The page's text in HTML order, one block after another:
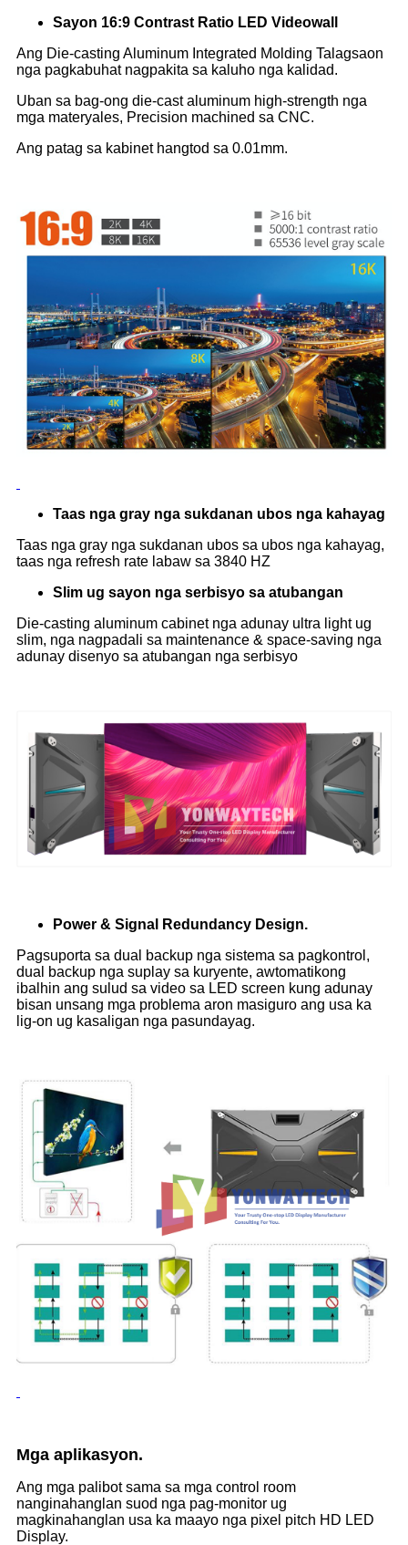
Sayon 16:9 Contrast Ratio LED Videowall
Ang Die-casting Aluminum Integrated Molding Talagsaon
nga pagkabuhat nagpakita sa kaluho nga kalidad.
Uban sa bag-ong die-cast aluminum high-strength nga
mga materyales, Precision machined sa CNC.
Ang patag sa kabinet hangtod sa 0.01mm.
Taas nga gray nga sukdanan ubos nga kahayag
Taas nga gray nga sukdanan ubos sa ubos nga kahayag,
taas nga refresh rate labaw sa 3840 HZ
Slim ug sayon ​​nga serbisyo sa atubangan
Die-casting aluminum cabinet nga adunay ultra light ug
slim, nga nagpadali sa maintenance & space-saving nga
adunay disenyo sa atubangan nga serbisyo
Power & Signal Redundancy Design.
Pagsuporta sa dual backup nga sistema sa pagkontrol,
dual backup nga suplay sa kuryente, awtomatikong
ibalhin ang sulud sa video sa LED screen kung adunay
bisan unsang mga problema aron masiguro ang usa ka
lig-on ug kasaligan nga pasundayag.
Mga aplikasyon.
Ang mga palibot sama sa mga control room
nanginahanglan suod nga pag-monitor ug
magkinahanglan usa ka maayo nga pixel pitch HD LED
Display.